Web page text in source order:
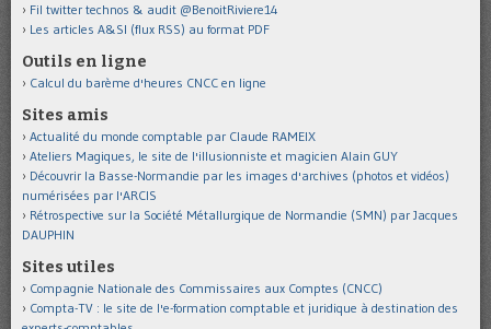
Fil twitter technos & audit @BenoitRiviere14
Les articles A&SI (flux RSS) au format PDF
Outils en ligne
Calcul du barème d'heures CNCC en ligne
Sites amis
Actualité du monde comptable par Claude RAMEIX
Ateliers Magiques, le site de l'illusionniste et magicien Alain GUY
Découvrir la Basse-Normandie par les images d'archives (photos et vidéos)
numérisées par l'ARCIS
Rétrospective sur la Société Métallurgique de Normandie (SMN) par Jacques
DAUPHIN
Sites utiles
Compagnie Nationale des Commissaires aux Comptes (CNCC)
Compta-TV : le site de l'e-formation comptable et juridique à destination des